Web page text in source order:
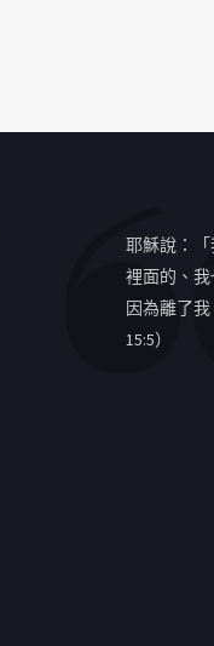
耶穌說：
裡面的、
因為離了
15:5）